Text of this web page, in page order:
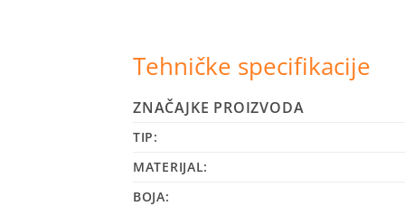
Tehničke specifikacije
ZNAČAJKE PROIZVODA
TIP:
MATERIJAL:
BOJA: